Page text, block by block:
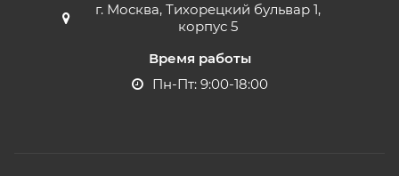
г. Москва, Тихорецкий бульвар 1,
корпус 5
Время работы
Пн-Пт: 9:00-18:00